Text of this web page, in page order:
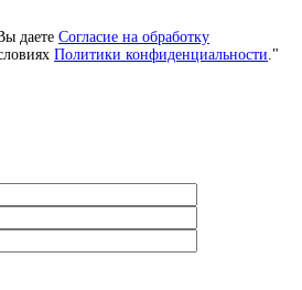
даете Согласие на обработку
Политики конфиденциальности ."